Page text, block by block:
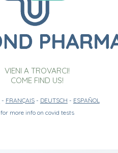
VIENI A TROVARCI!
COME FIND US!
- FRANÇAIS - DEUTSCH - ESPAÑOL
for more info on covid tests